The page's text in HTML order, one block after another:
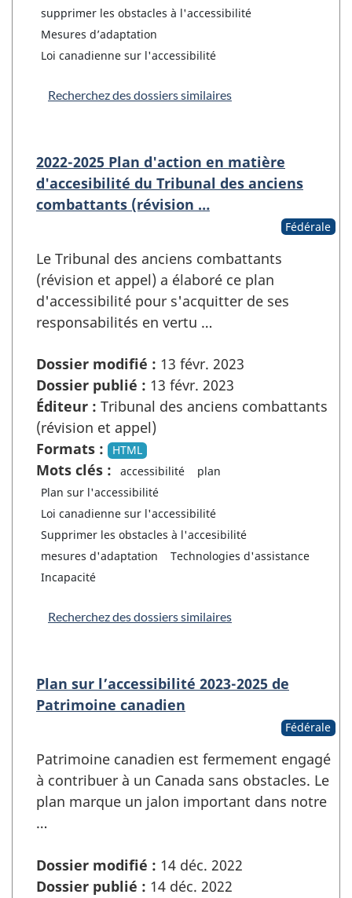
supprimer les obstacles à l'accessibilité
Mesures d’adaptation
Loi canadienne sur l'accessibilité
Recherchez des dossiers similaires
2022-2025 Plan d'action en matière
d'accesibilité du Tribunal des anciens
combattants (révision …
Fédérale
Le Tribunal des anciens combattants
(révision et appel) a élaboré ce plan
d'accessibilité pour s'acquitter de ses
responsabilités en vertu …
Dossier modifié : 13 févr. 2023
Dossier publié : 13 févr. 2023
Éditeur : Tribunal des anciens combattants
(révision et appel)
Formats :
HTML
Mots clés : accessibilité
plan
Plan sur l'accessibilité
Loi canadienne sur l'accessibilité
Supprimer les obstacles à l'accesibilité
mesures d'adaptation
Technologies d'assistance
Incapacité
Recherchez des dossiers similaires
Plan sur l’accessibilité 2023-2025 de
Patrimoine canadien
Fédérale
Patrimoine canadien est fermement engagé
à contribuer à un Canada sans obstacles. Le
plan marque un jalon important dans notre
…
Dossier modifié : 14 déc. 2022
Dossier publié : 14 déc. 2022